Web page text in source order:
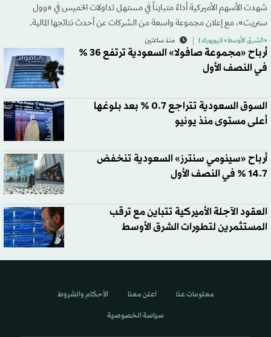
شهدت الأسهم الأميركية أداءً متبايناً في مستهل تداولات الخميس في «وول
ستريت»، مع إعلان مجموعة واسعة من الشركات عن أحدث نتائجها المالية.
«الشرق الأوسط» (نيويورك ) منذ ساعتين
أرباح «مجموعة صافولا» السعودية ترتفع 36 %
في النصف الأول
السوق السعودية تتراجع 0.7 % بعد بلوغها
أعلى مستوى منذ يونيو
أرباح «سينومي سنترز» السعودية تنخفض
14.7 % في النصف الأول
العقود الآجلة الأميركية تتباين مع ترقب
المستثمرين لتطورات الشرق الأوسط
معلومات عنا اعلن معنا الأحكام والشروط
سياسة الخصوصية